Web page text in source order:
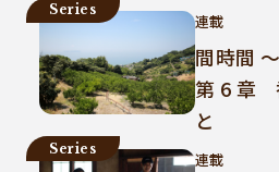
Series
連載
間時間
第 6 章
と
Series
連載